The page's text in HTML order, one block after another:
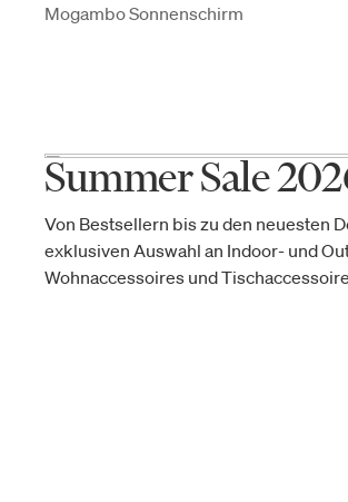
Mogambo Sonnenschirm
Summer Sale
Von Bestsellern bis zu den neuesten
exklusiven Auswahl an Indoor- und
Wohnaccessoires und